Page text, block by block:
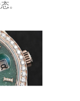
。